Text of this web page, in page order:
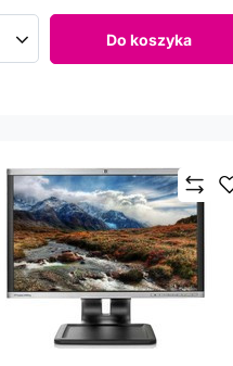
produktów Do koszyka